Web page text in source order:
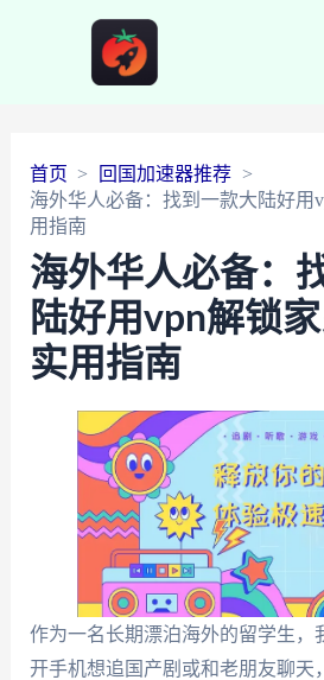
首页
回国加速器推荐
海外华人必备：找到一款大陆好用
用指南
海外华人必备：
陆好用vpn解锁
实用指南
作为一名长期漂泊海外的留学生，
开手机想追国产剧或和老朋友聊天